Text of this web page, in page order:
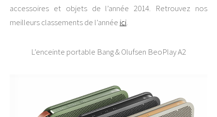
accessoires et objets de l’année 2014. Retrouvez nos
meilleurs classements de l’année ici.
L’enceinte portable Bang & Olufsen BeoPlay A2